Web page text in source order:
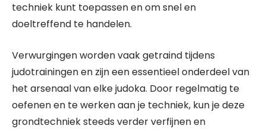
techniek kunt toepassen en om snel en
doeltreffend te handelen.
Verwurgingen worden vaak getraind tijdens
judotrainingen en zijn een essentieel onderdeel van
het arsenaal van elke judoka. Door regelmatig te
oefenen en te werken aan je techniek, kun je deze
grondtechniek steeds verder verfijnen en